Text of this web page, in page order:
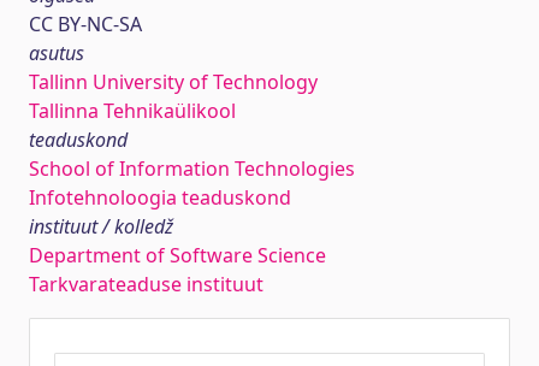
CC BY-NC-SA
asutus
Tallinn University of Technology
Tallinna Tehnikaülikool
teaduskond
School of Information Technologies
Infotehnoloogia teaduskond
instituut / kolledž
Department of Software Science
Tarkvarateaduse instituut